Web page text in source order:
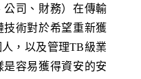
司、財務）在傳輸
術對於希望重新獲
，以及管理TB級業
容易獲得資安的安